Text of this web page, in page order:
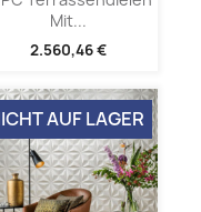
Mit...
2.560,46 €
AUF LAGER